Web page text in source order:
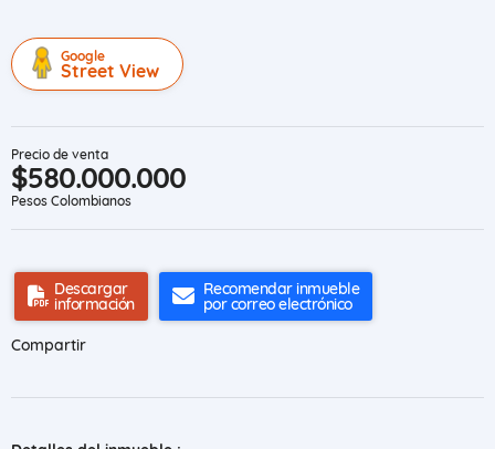
Google
Street View
Precio de venta
$580.000.000
Pesos Colombianos
Descargar
información
Recomendar inmueble
por correo electrónico
Compartir